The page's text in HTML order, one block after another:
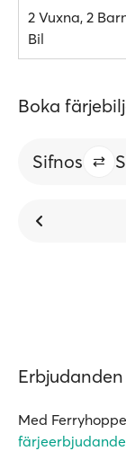
2 Vuxna, 2
Bil
Boka
Sifnos
Erbjudanden
Med